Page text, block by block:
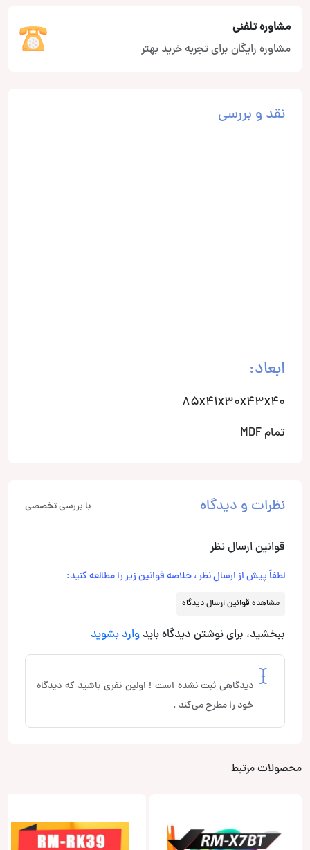
مشاوره تلفنی
مشاوره رایگان برای تجربه خرید بهتر
نقد و بررسی
ابعاد:
85x41x30x43x40
تمام MDF
نظرات و دیدگاه با بررسی تخصصی
قوانین ارسال نظر
لطفاً پیش از ارسال نظر ، خلاصه قوانین زیر را مطالعه کنید:
مشاهده قوانین ارسال دیدگاه
ببخشید، برای نوشتن دیدگاه باید وارد بشوید
دیدگاهی ثبت نشده است ! اولین نفری باشید که دیدگاه
خود را مطرح می‌کند .
محصولات مرتبط